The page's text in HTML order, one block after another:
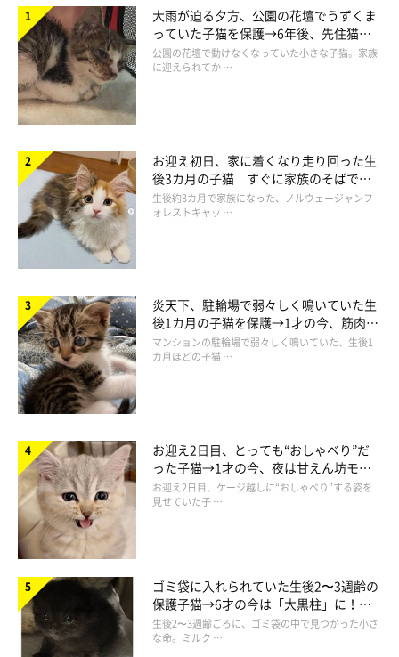
大雨が迫る夕方、公園の花壇でうずくま
っていた子猫を保護→6年後、先住猫
と“姉妹”のような関係に
公園の花壇で動けなくなっていた小さな子猫。家族
に迎えられてか …
お迎え初日、家に着くなり走り回った生
後3カ月の子猫 すぐに家族のそばで落
ち着く姿に「迎えてよかった」
生後約3カ月で家族になった、ノルウェージャンフ
ォレストキャッ …
炎天下、駐輪場で弱々しく鳴いていた生
後1カ月の子猫を保護→1才の今、筋肉質
でツンデレなコに成長
マンションの駐輪場で弱々しく鳴いていた、生後1
カ月ほどの子猫 …
お迎え2日目、とっても“おしゃべり”だ
った子猫→1才の今、夜は甘えん坊モー
ドになるコに成長！
お迎え2日目、ケージ越しに“おしゃべり”する姿を
見せていた子 …
ゴミ袋に入れられていた生後2〜3週齢の
保護子猫→6才の今は「大黒柱」に！
美しい黒猫に成長した姿にグッとくる
生後2〜3週齢ごろに、ゴミ袋の中で見つかった小さ
な命。ミルク …